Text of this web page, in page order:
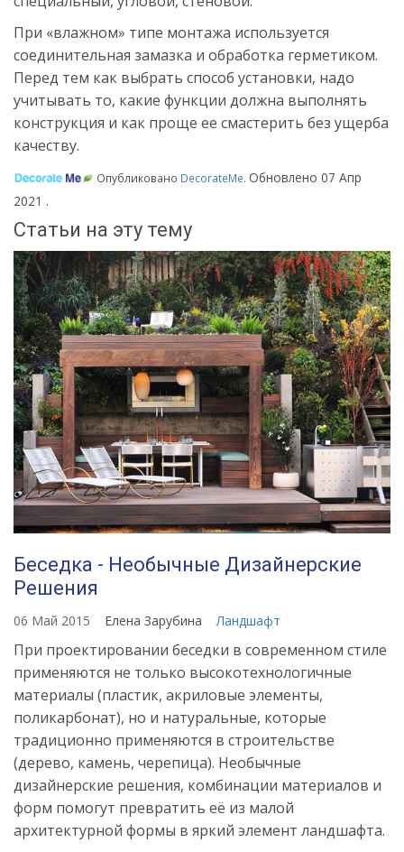
При «влажном» типе монтажа используется
соединительная замазка и обработка герметиком.
Перед тем как выбрать способ установки, надо
учитывать то, какие функции должна выполнять
конструкция и как проще ее смастерить без ущерба
качеству.
Опубликовано DecorateMe. Обновлено 07 Апр
2021 .
Статьи на эту тему
Беседка - Необычные Дизайнерские
Решения
06 Май 2015 Елена Зарубина Ландшафт
При проектировании беседки в современном стиле
применяются не только высокотехнологичные
материалы (пластик, акриловые элементы,
поликарбонат), но и натуральные, которые
традиционно применяются в строительстве
(дерево, камень, черепица). Необычные
дизайнерские решения, комбинации материалов и
форм помогут превратить её из малой
архитектурной формы в яркий элемент ландшафта.